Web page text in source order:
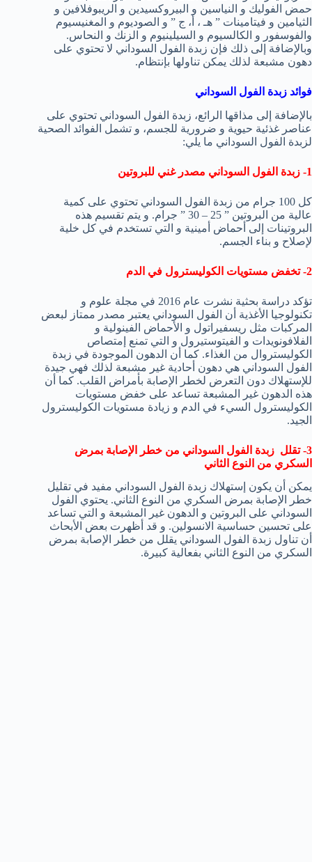
حمض الفوليك و النياسين و البيروكسيدين و الريبوفلافين و
الثيامين و فيتامينات ” هـ ، أ، ج ” و الصوديوم و المغنيسيوم
والفوسفور و الكالسيوم و السيلينيوم و الزنك و النحاس.
وبالإضافة إلى ذلك فإن زبدة الفول السوداني لا تحتوي على
دهون مشبعة لذلك يمكن تناولها بإنتظام.
فوائد زبدة الفول السوداني
بالإضافة إلى مذاقها الرائع، زبدة الفول السوداني تحتوي على
عناصر غذئية حيوية و ضرورية للجسم، و تشمل الفوائد الصحية
لزبدة الفول السوداني ما يلي:
1- زبدة الفول السوداني مصدر غني للبروتين
كل 100 جرام من زبدة الفول السوداني تحتوي على كمية
عالية من البروتين ” 25 – 30 ” جرام. و يتم تقسيم هذه
البروتينات إلى أحماض أمينية و التي تستخدم في كل خلية
لإصلاح و بناء الجسم.
2- تخفض مستويات الكوليسترول في الدم
تؤكد دراسة بحثية نشرت عام 2016 في مجلة علوم و
تكنولوجيا الأغذية أن الفول السوداني يعتبر مصدر ممتاز لبعض
المركبات مثل ريسفيراتول و الأحماض الفينولية و
الفلافونويدات و الفيتوستيرول و التي تمنع إمتصاص
الكوليستروال من الغذاء. كما أن الدهون الموجودة في زبدة
الفول السوداني هي دهون أحادية غير مشبعة لذلك فهي جيدة
للإستهلاك دون التعرض لخطر الإصابة بأمراض القلب. كما أن
هذه الدهون غير المشبعة تساعد على خفض مستويات
الكوليسترول السيء في الدم و زيادة مستويات الكوليسترول
الجيد.
3- تقلل زبدة الفول السوداني من خطر الإصابة بمرض
السكري من النوع الثاني
يمكن أن يكون إستهلاك زبدة الفول السوداني مفيد في تقليل
خطر الإصابة بمرض السكري من النوع الثاني. يحتوي الفول
السوداني على البروتين و الدهون غير المشبعة و التي تساعد
على تحسين حساسية الانسولين. و قد أظهرت بعض الأبحاث
أن تناول زبدة الفول السوداني يقلل من خطر الإصابة بمرض
السكري من النوع الثاني بفعالية كبيرة.